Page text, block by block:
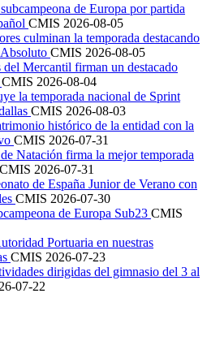
de Europa por partida
CMIS 2026-08-05
culminan la temporada destacando
CMIS 2026-08-05
del Mercantil firman un destacado
CMIS 2026-08-04
la temporada nacional de Sprint
CMIS 2026-08-03
histórico de la entidad con la
CMIS 2026-07-31
Natación firma la mejor temporada
CMIS 2026-07-31
de España Junior de Verano con
CMIS 2026-07-30
de Europa Sub23 CMIS
Portuaria en nuestras
CMIS 2026-07-23
dirigidas del gimnasio del 3 al
07-22